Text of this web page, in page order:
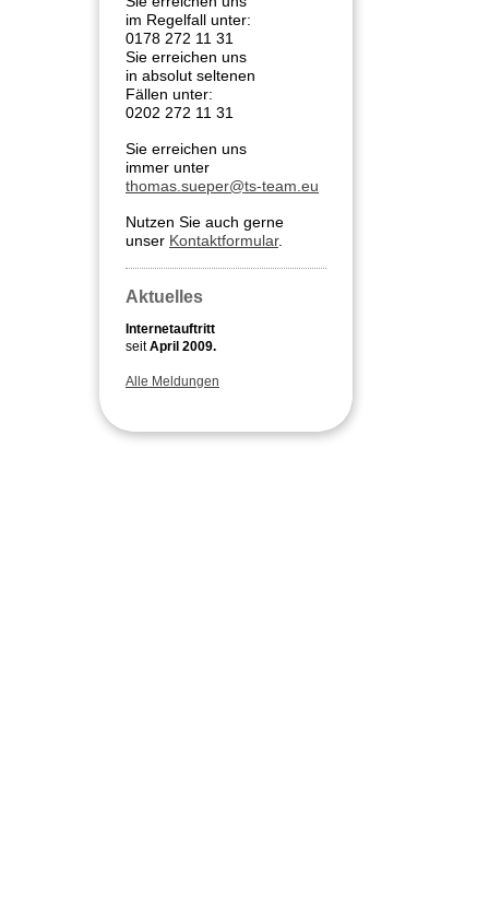
im Regelfall unter:
0178 272 11 31
Sie erreichen uns
in absolut seltenen
Fällen unter:
0202 272 11 31
Sie erreichen uns
immer unter
thomas.sueper@ts-team.eu
Nutzen Sie auch gerne
unser Kontaktformular.
Aktuelles
Internetauftritt
seitApril 2009.
Alle Meldungen